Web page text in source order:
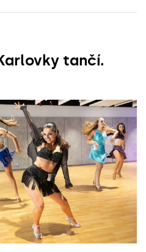
tančí.